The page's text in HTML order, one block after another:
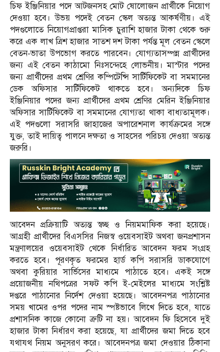
চিফ ইঞ্জিনিয়ার পদে আটজনসহ মোট ষোলোজন প্রার্থীকে নিয়োগ
দেওয়া হবে। উভয় পদেই বেতন স্কেল অত্যন্ত আকর্ষণীয়। এই
পদগুলোতে নিয়োগপ্রাপ্তরা মাসিক চুরাশি হাজার টাকা থেকে শুরু
করে এক লাখ ত্রিশ হাজার সাতশ দশ টাকা পর্যন্ত মূল বেতন স্কেলে
বেতন-ভাতা উপভোগ করতে পারবেন। যোগ্যতাসম্পন্ন প্রার্থীদের
জন্য এই বেতন কাঠামো নিঃসন্দেহে লোভনীয়। মাস্টার পদের
জন্য প্রার্থীদের প্রথম শ্রেণির কম্পিটেন্সি সার্টিফিকেট বা সমমানের
ডেক অফিসার সার্টিফিকেট থাকতে হবে। অন্যদিকে চিফ
ইঞ্জিনিয়ার পদের জন্য প্রার্থীদের প্রথম শ্রেণির মেরিন ইঞ্জিনিয়ার
অফিসার সার্টিফিকেট বা সমমানের যোগ্যতা থাকা বাধ্যতামূলক।
এই পদগুলো সরাসরি জাহাজের অপারেশনাল কার্যক্রমের সঙ্গে
যুক্ত, তাই দায়িত্ব পালনে দক্ষতা ও সাহসের পরিচয় দেওয়া অত্যন্ত
জরুরি।
আবেদন প্রক্রিয়াটি অত্যন্ত স্বচ্ছ ও নিয়মমাফিক করা হয়েছে।
আগ্রহী প্রার্থীদের বিএসসির নিজস্ব ওয়েবসাইট অথবা জনপ্রশাসন
মন্ত্রণালয়ের ওয়েবসাইট থেকে নির্ধারিত আবেদন ফরম সংগ্রহ
করতে হবে। পূরণকৃত ফরমের হার্ড কপি সরাসরি ডাকযোগে
অথবা কুরিয়ার সার্ভিসের মাধ্যমে পাঠাতে হবে। একই সঙ্গে
প্রয়োজনীয় নথিপত্রের সফট কপি ই-মেইলের মাধ্যমে সংশ্লিষ্ট
দপ্তরে পাঠানোর নির্দেশ দেওয়া হয়েছে। আবেদনপত্র পাঠানোর
সময় খামের ওপর পদের নাম স্পষ্টভাবে লিখে দিতে হবে, যাতে
প্রশাসনিক কাজে কোনো ত্রুটি না হয়। আবেদন ফি হিসেবে দুই
হাজার টাকা নির্ধারণ করা হয়েছে, যা প্রার্থীদের জমা দিতে হবে
যথাযথ নিয়ম অনুসরণ করে। আবেদনপত্র জমা দেওয়ার ঠিকানা